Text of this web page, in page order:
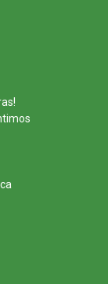
!